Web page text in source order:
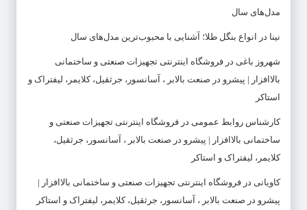
مدل‌های سال
نینا در انواع بنگل طلا؛ آشنایی با محبوب‌ترین مدل‌های سال
شهروز باغی در فروشگاه اینترنتی تجهیزات صنعتی و ساختمانی
بالاافزار | پیشرو در صنعت بالابر ، آسانسور، جرثقیل، کلایمر، لیفتراک و
استاکر
کارشناس روابط عمومی در فروشگاه اینترنتی تجهیزات صنعتی و
ساختمانی بالاافزار | پیشرو در صنعت بالابر ، آسانسور، جرثقیل،
کلایمر، لیفتراک و استاکر
کاویانی در فروشگاه اینترنتی تجهیزات صنعتی و ساختمانی بالاافزار |
پیشرو در صنعت بالابر ، آسانسور، جرثقیل، کلایمر، لیفتراک و استاکر